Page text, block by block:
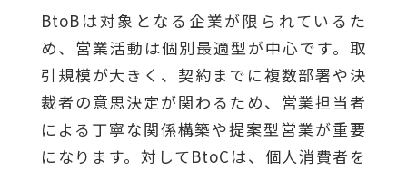
BtoBは対象となる企業が限られているた
め、営業活動は個別最適型が中心です。取
引規模が大きく、契約までに複数部署や決
裁者の意思決定が関わるため、営業担当者
による丁寧な関係構築や提案型営業が重要
になります。対してBtoCは、個人消費者を